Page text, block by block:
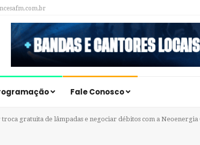
Fale Conosco
gratuita de lâmpadas e negociar débitos com a Neoenergia